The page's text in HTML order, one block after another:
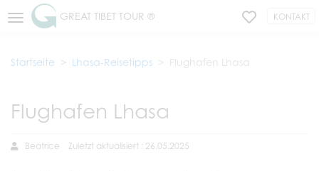
GREAT TIBET TOUR ® KONTAKT
Startseite Lhasa-Reisetipps Flughafen Lhasa
Flughafen Lhasa
Beatrice Zuletzt aktualisiert : 26.05.2025